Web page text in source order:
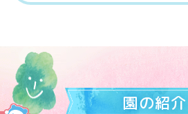
園の紹介